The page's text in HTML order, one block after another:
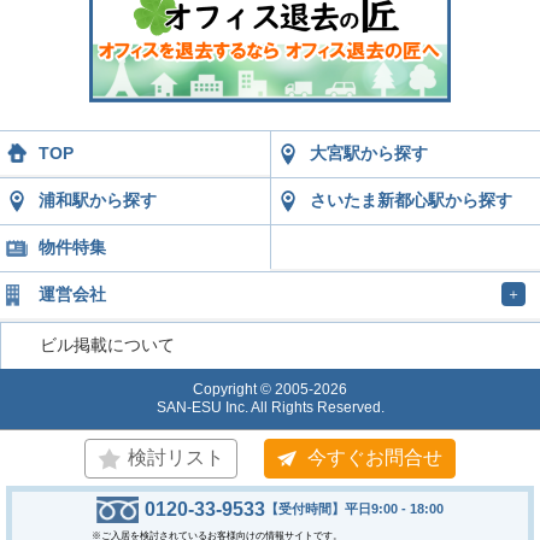
検討リスト 今すぐお問合せ
0120-33-9533 【受付時間】平日9:00 - 18:00
※ご入居を検討されているお客様向けの情報サイトです。
TOP 大宮駅から探す
浦和駅から探す さいたま新都心駅から探す
物件特集
運営会社 ＋
ビル掲載について
Copyright © 2005-2026
SAN-ESU Inc. All Rights Reserved.